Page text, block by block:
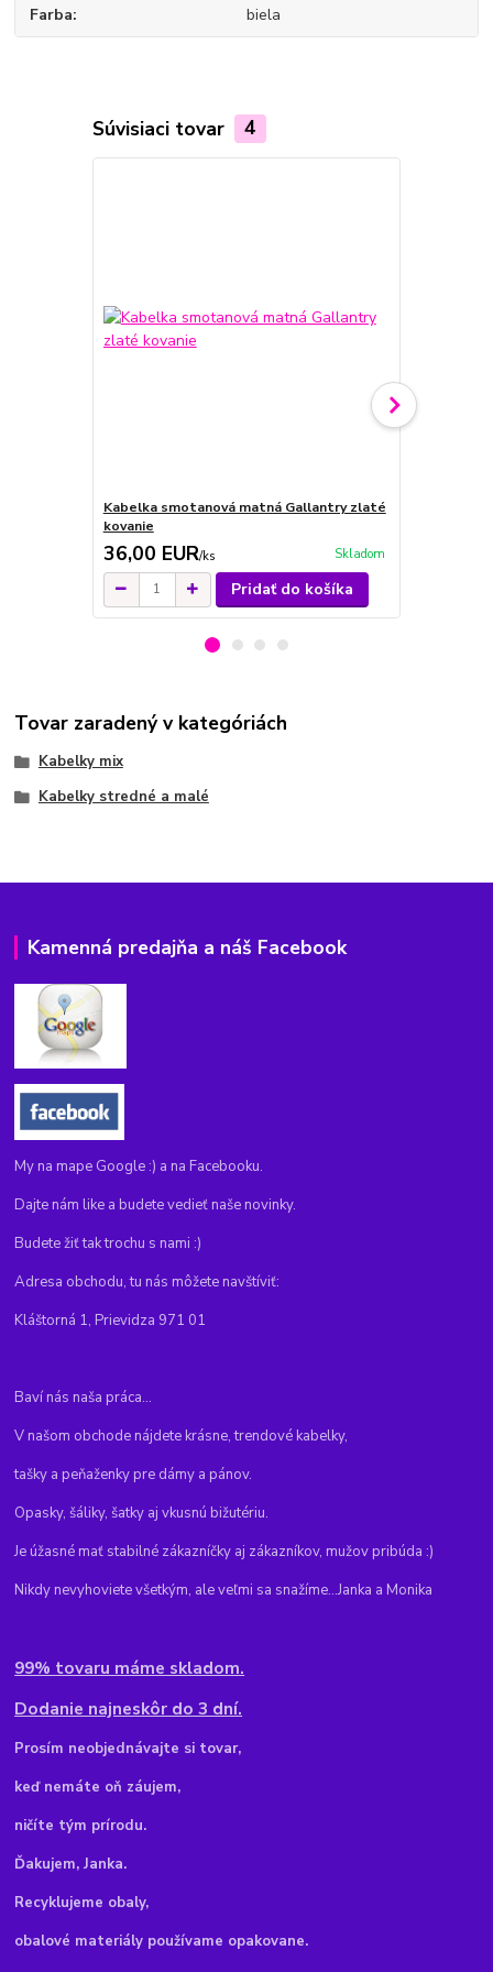
Farba biela
Súvisiaci tovar 4
Kabelka smotanová matná Gallantry zlaté
kovanie
36,00 EUR/ks Skladom
Pridať do košíka
Tovar zaradený v kategóriách
Kabelky mix
Kabelky stredné a malé
Kamenná predajňa a náš Facebook
My na mape Google :) a na Facebooku.
Dajte nám like a budete vedieť naše novinky.
Budete žiť tak trochu s nami :)
Adresa obchodu, tu nás môžete navštíviť:
Kláštorná 1, Prievidza 971 01
Baví nás naša práca...
V našom obchode nájdete krásne, trendové kabelky,
tašky a peňaženky pre dámy a pánov.
Opasky, šáliky, šatky aj vkusnú bižutériu.
Je úžasné mať stabilné zákazníčky aj zákazníkov, mužov pribúda :)
Nikdy nevyhoviete všetkým, ale veľmi sa snažíme...Janka a Monika
99% tovaru máme skladom.
Dodanie najneskôr do 3 dní.
Prosím neobjednávajte si tovar,
keď nemáte oň záujem,
ničíte tým prírodu.
Ďakujem, Janka.
Recyklujeme obaly,
obalové materiály používame opakovane.